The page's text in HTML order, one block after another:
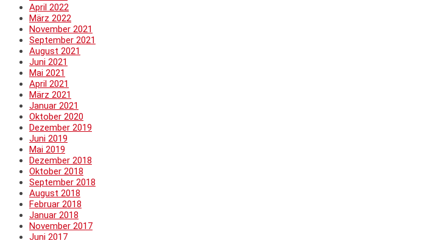
April 2022
März 2022
November 2021
September 2021
August 2021
Juni 2021
Mai 2021
April 2021
März 2021
Januar 2021
Oktober 2020
Dezember 2019
Juni 2019
Mai 2019
Dezember 2018
Oktober 2018
September 2018
August 2018
Februar 2018
Januar 2018
November 2017
Juni 2017